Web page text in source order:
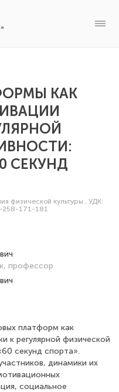
КАК
СЕКУНД
физической культуры , УДК:
258-171-181
профессор
платформ как
к регулярной физической
секунд спорта».
динамики их
социальное